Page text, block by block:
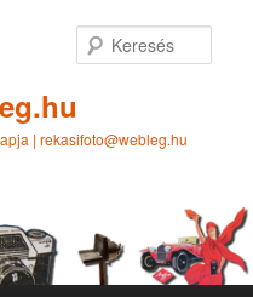
| rekasifoto@webleg.hu